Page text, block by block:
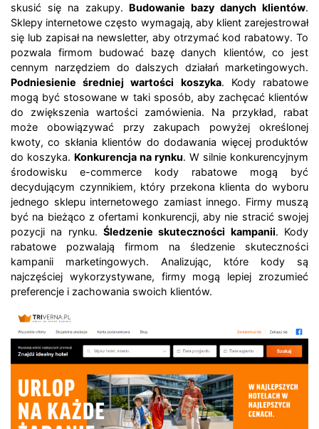
skusić się na zakupy. Budowanie bazy danych klientów.
Sklepy internetowe często wymagają, aby klient zarejestrował
się lub zapisał na newsletter, aby otrzymać kod rabatowy. To
pozwala firmom budować bazę danych klientów, co jest
cennym narzędziem do dalszych działań marketingowych.
Podniesienie średniej wartości koszyka. Kody rabatowe
mogą być stosowane w taki sposób, aby zachęcać klientów
do zwiększenia wartości zamówienia. Na przykład, rabat
może obowiązywać przy zakupach powyżej określonej
kwoty, co skłania klientów do dodawania więcej produktów
do koszyka. Konkurencja na rynku. W silnie konkurencyjnym
środowisku e-commerce kody rabatowe mogą być
decydującym czynnikiem, który przekona klienta do wyboru
jednego sklepu internetowego zamiast innego. Firmy muszą
być na bieżąco z ofertami konkurencji, aby nie stracić swojej
pozycji na rynku. Śledzenie skuteczności kampanii. Kody
rabatowe pozwalają firmom na śledzenie skuteczności
kampanii marketingowych. Analizując, które kody są
najczęściej wykorzystywane, firmy mogą lepiej zrozumieć
preferencje i zachowania swoich klientów.